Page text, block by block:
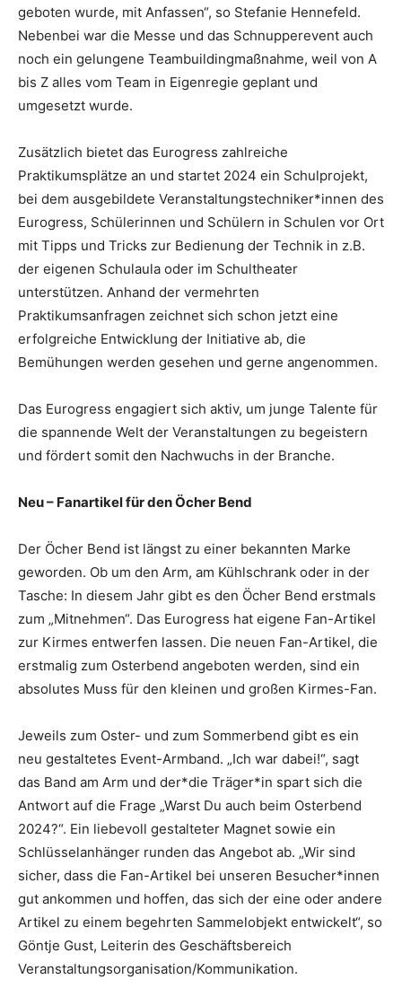
geboten wurde, mit Anfassen“, so Stefanie Hennefeld.
Nebenbei war die Messe und das Schnupperevent auch
noch ein gelungene Teambuildingmaßnahme, weil von A
bis Z alles vom Team in Eigenregie geplant und
umgesetzt wurde.
Zusätzlich bietet das Eurogress zahlreiche
Praktikumsplätze an und startet 2024 ein Schulprojekt,
bei dem ausgebildete Veranstaltungstechniker*innen des
Eurogress, Schülerinnen und Schülern in Schulen vor Ort
mit Tipps und Tricks zur Bedienung der Technik in z.B.
der eigenen Schulaula oder im Schultheater
unterstützen. Anhand der vermehrten
Praktikumsanfragen zeichnet sich schon jetzt eine
erfolgreiche Entwicklung der Initiative ab, die
Bemühungen werden gesehen und gerne angenommen.
Das Eurogress engagiert sich aktiv, um junge Talente für
die spannende Welt der Veranstaltungen zu begeistern
und fördert somit den Nachwuchs in der Branche.
Neu – Fanartikel für den Öcher Bend
Der Öcher Bend ist längst zu einer bekannten Marke
geworden. Ob um den Arm, am Kühlschrank oder in der
Tasche: In diesem Jahr gibt es den Öcher Bend erstmals
zum „Mitnehmen“. Das Eurogress hat eigene Fan-Artikel
zur Kirmes entwerfen lassen. Die neuen Fan-Artikel, die
erstmalig zum Osterbend angeboten werden, sind ein
absolutes Muss für den kleinen und großen Kirmes-Fan.
Jeweils zum Oster- und zum Sommerbend gibt es ein
neu gestaltetes Event-Armband. „Ich war dabei!“, sagt
das Band am Arm und der*die Träger*in spart sich die
Antwort auf die Frage „Warst Du auch beim Osterbend
2024?“. Ein liebevoll gestalteter Magnet sowie ein
Schlüsselanhänger runden das Angebot ab. „Wir sind
sicher, dass die Fan-Artikel bei unseren Besucher*innen
gut ankommen und hoffen, das sich der eine oder andere
Artikel zu einem begehrten Sammelobjekt entwickelt“, so
Göntje Gust, Leiterin des Geschäftsbereich
Veranstaltungsorganisation/Kommunikation.